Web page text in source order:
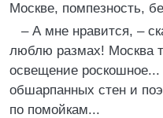
Москве, помпезность,
– А мне нравится, –
люблю размах! Москва
освещение
обшарпанных стен и
по помойкам...